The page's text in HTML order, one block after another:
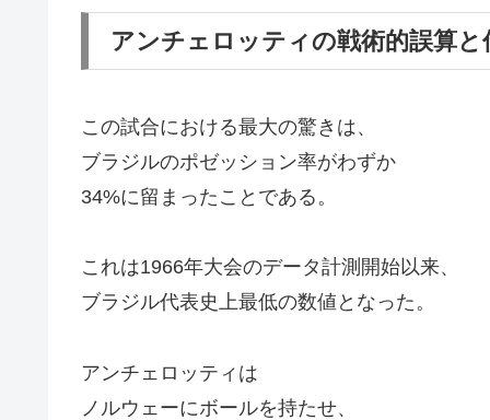
アンチェロッティの戦術的誤算と
この試合における最大の驚きは、
ブラジルのポゼッション率がわずか
34%に留まったことである。
これは1966年大会のデータ計測開始以来、
ブラジル代表史上最低の数値となった。
アンチェロッティは
ノルウェーにボールを持たせ、